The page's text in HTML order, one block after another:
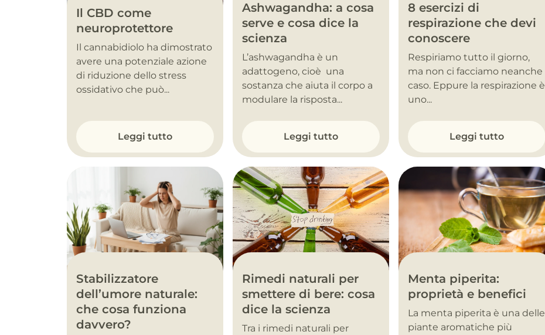
Il CBD come
neuroprotettore
Il cannabidiolo ha dimostrato
avere una potenziale azione
di riduzione dello stress
ossidativo che può...
Leggi tutto
Ashwagandha: a cosa
serve e cosa dice la
scienza
L’ashwagandha è un
adattogeno, cioè una
sostanza che aiuta il corpo a
modulare la risposta...
Leggi tutto
8 esercizi di
respirazione che devi
conoscere
Respiriamo tutto il giorno,
ma non ci facciamo neanche
caso. Eppure la respirazione è
uno...
Leggi tutto
Stabilizzatore
dell’umore naturale:
che cosa funziona
davvero?
Rimedi naturali per
smettere di bere: cosa
dice la scienza
Tra i rimedi naturali per
Menta piperita:
proprietà e benefici
La menta piperita è una delle
piante aromatiche più